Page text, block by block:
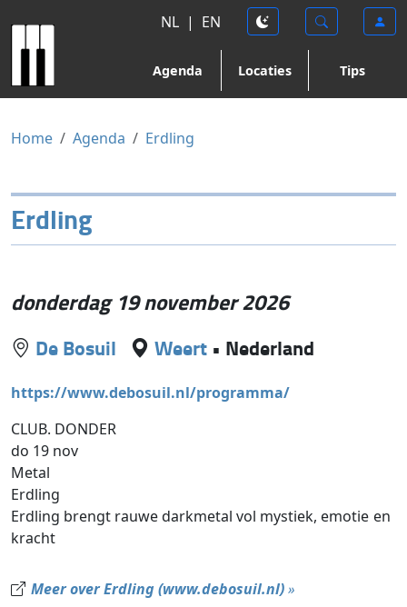
NL | EN
Agenda Locaties Tips
Home Agenda Erdling
Erdling
donderdag 19 november 2026
De Bosuil Weert • Nederland
https://www.debosuil.nl/programma/
CLUB. DONDER
do 19 nov
Metal
Erdling
Erdling brengt rauwe darkmetal vol mystiek, emotie en
kracht
Meer over Erdling (www.debosuil.nl)»